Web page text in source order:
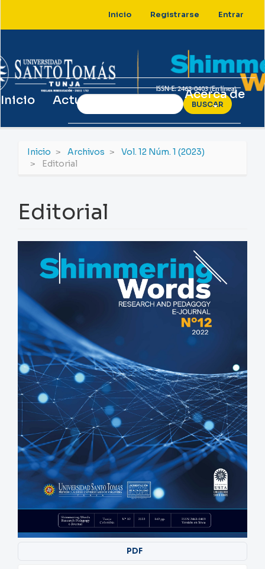
Contenido
lateral
Inicio Registrarse Entrar
Inicio Actual Acerca de
BUSCAR
Inicio Archivos
Vol. 12 Núm. 1 (2023)
Editorial
Editorial
Barra
lateral
del
artículo
PDF